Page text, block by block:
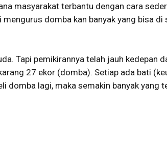
masyarakat terbantu dengan cara
domba kan banyak yang bisa di
Tapi pemikirannya telah jauh kedepan
27 ekor (domba). Setiap ada bati
domba lagi, maka semakin banyak yang